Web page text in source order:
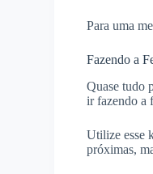
Para uma
Fazendo a
Quase tudo
ir fazendo a
Utilize esse
próximas,